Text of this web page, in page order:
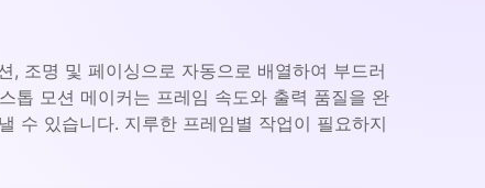
조명 및 페이싱으로 자동으로 배열하여 부드러
톱 모션 메이커는 프레임 속도와 출력 품질을 완
수 있습니다. 지루한 프레임별 작업이 필요하지